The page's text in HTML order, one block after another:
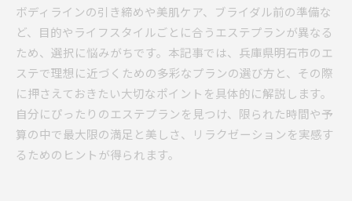
ボディラインの引き締めや美肌ケア、ブライダル前の準備な
ど、目的やライフスタイルごとに合うエステプランが異なる
ため、選択に悩みがちです。本記事では、兵庫県明石市のエ
ステで理想に近づくための多彩なプランの選び方と、その際
に押さえておきたい大切なポイントを具体的に解説します。
自分にぴったりのエステプランを見つけ、限られた時間や予
算の中で最大限の満足と美しさ、リラクゼーションを実感す
るためのヒントが得られます。